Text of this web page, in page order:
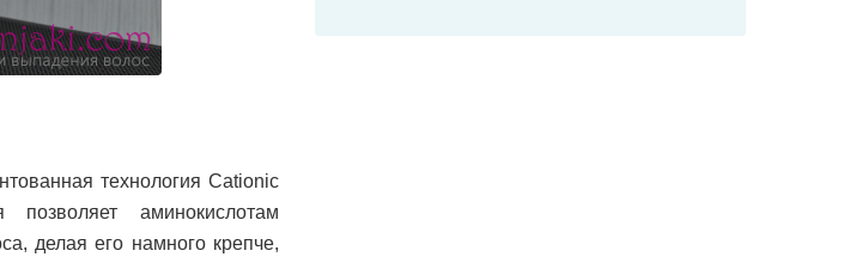
технология Cationic
аминокислотам
делая его намного крепче,